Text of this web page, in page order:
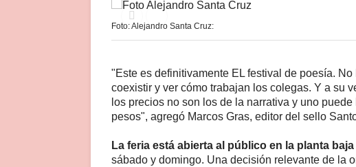
Foto: Alejandro Santa Cruz:
"Este es definitivamente EL festival de poesía.
coexistir y ver cómo trabajan los colegas. Y a su
los precios no son los de la narrativa y uno
pesos", agregó Marcos Gras, editor del sello
La feria está abierta al público en la planta
sábado y domingo. Una decisión relevante de la